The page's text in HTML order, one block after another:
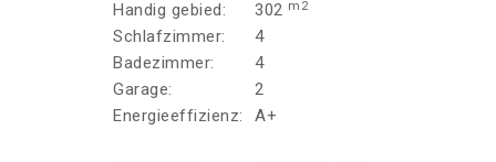
Handig gebied: 302 m2
Schlafzimmer:
4
Badezimmer:
4
Garage:
2
Energieeffizienz:
A+